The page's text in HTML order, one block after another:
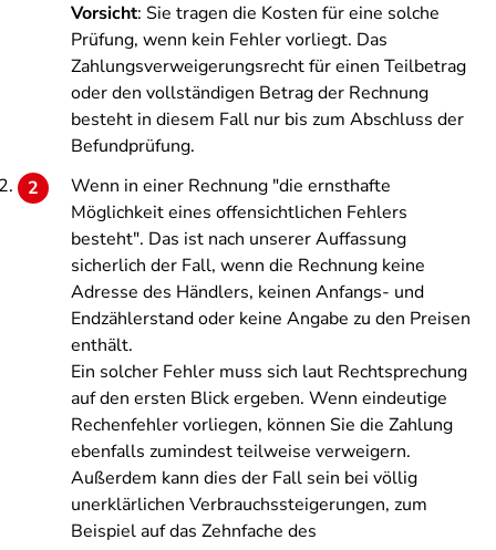
Vorsicht: Sie tragen die Kosten für eine solche
Prüfung, wenn kein Fehler vorliegt. Das
Zahlungsverweigerungsrecht für einen Teilbetrag
oder den vollständigen Betrag der Rechnung
besteht in diesem Fall nur bis zum Abschluss der
Befundprüfung.
Wenn in einer Rechnung "die ernsthafte
Möglichkeit eines offensichtlichen Fehlers
besteht". Das ist nach unserer Auffassung
sicherlich der Fall, wenn die Rechnung keine
Adresse des Händlers, keinen Anfangs- und
Endzählerstand oder keine Angabe zu den Preisen
enthält.
Ein solcher Fehler muss sich laut Rechtsprechung
auf den ersten Blick ergeben. Wenn eindeutige
Rechenfehler vorliegen, können Sie die Zahlung
ebenfalls zumindest teilweise verweigern.
Außerdem kann dies der Fall sein bei völlig
unerklärlichen Verbrauchssteigerungen, zum
Beispiel auf das Zehnfache des